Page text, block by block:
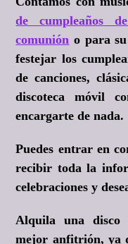
de cumpleaños
comunión o para
festejar los
de canciones,
discoteca móvil
encargarte de nada.
Puedes entrar en
recibir toda la
celebraciones y
Alquila una disco
mejor anfitrión, ya